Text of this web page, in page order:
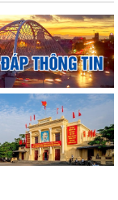
TẠI ĐƯỜNG TRẦN
phục cho 307 học
ma túy và nhân
CHÍNH QUYỀN